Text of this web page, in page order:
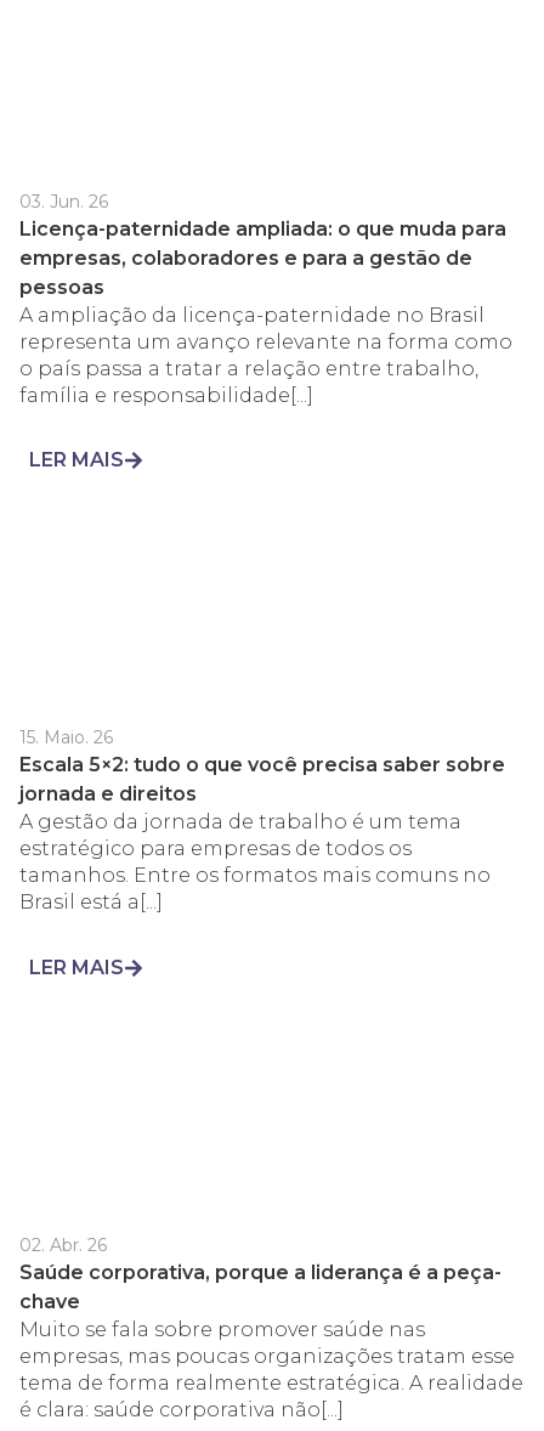
03. Jun. 26
Licença-paternidade ampliada: o que muda para
empresas, colaboradores e para a gestão de
pessoas
A ampliação da licença-paternidade no Brasil
representa um avanço relevante na forma como
o país passa a tratar a relação entre trabalho,
família e responsabilidade[...]
LER MAIS
15. Maio. 26
Escala 5×2: tudo o que você precisa saber sobre
jornada e direitos
A gestão da jornada de trabalho é um tema
estratégico para empresas de todos os
tamanhos. Entre os formatos mais comuns no
Brasil está a[...]
LER MAIS
02. Abr. 26
Saúde corporativa, porque a liderança é a peça-
chave
Muito se fala sobre promover saúde nas
empresas, mas poucas organizações tratam esse
tema de forma realmente estratégica. A realidade
é clara: saúde corporativa não[...]